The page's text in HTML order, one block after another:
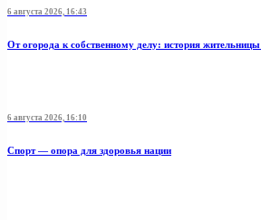
6 августа 2026, 16:43
От огорода к собственному делу: история
6 августа 2026, 16:10
Спорт — опора для здоровья нации